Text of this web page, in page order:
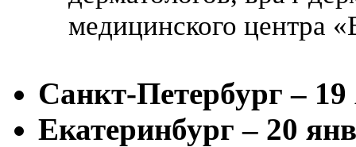
медицинского центра
Санкт-Петербург –
Екатеринбург – 20